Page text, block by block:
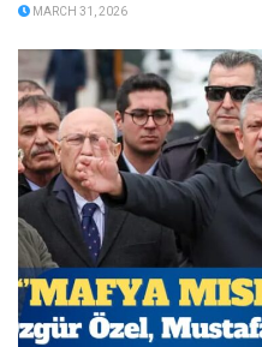
MARCH 31, 2026